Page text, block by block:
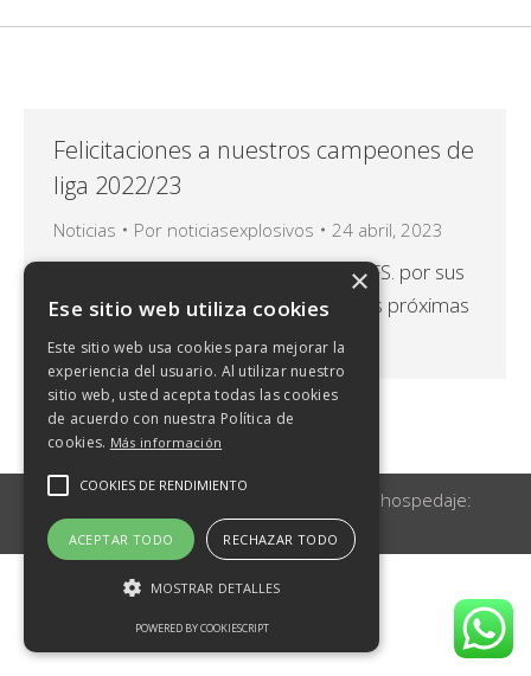
Felicitaciones a nuestros campeones de
liga 2022/23
Noticias Por noticiasexplosivos 24 abril, 2023
Felicitamos al Tenerife Iberia Toscal FS. por sus
triunfos y esperamos que sigan en las próximas
temporadas cosechando éxitos.
© Canarias Explosivos 2026 | Diseño y hospedaje:
Internetisimo.com
×
Ese sitio web utiliza cookies
Este sitio web usa cookies para mejorar la
experiencia del usuario. Al utilizar nuestro
sitio web, usted acepta todas las cookies
de acuerdo con nuestra Política de
cookies. Más información
COOKIES DE RENDIMIENTO
ACEPTAR TODO RECHAZAR TODO
MOSTRAR DETALLES
POWERED BY COOKIESCRIPT